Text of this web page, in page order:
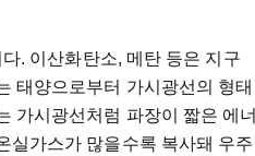
. 이산화탄소, 메탄 등은 지구
태양으로부터 가시광선의 형태
가시광선처럼 파장이 짧은 에너
실가스가 많을수록 복사돼 우주